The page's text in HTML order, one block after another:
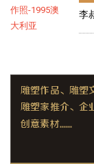
李